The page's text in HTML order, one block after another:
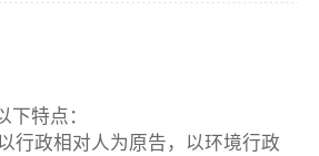
特点：
行政相对人为原告，以环境行政